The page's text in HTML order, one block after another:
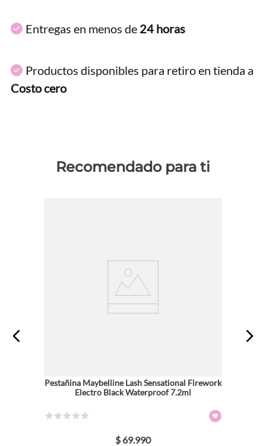
Entregas en menos de 24 horas
Productos disponibles para retiro en tienda a
Costo cero
Recomendado para ti
Pestañina Maybelline Lash Sensational Firework
Electro Black Waterproof 7.2ml
$ 69.990